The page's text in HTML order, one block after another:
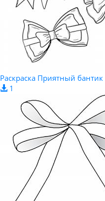
Раскраска Приятный бантик
1